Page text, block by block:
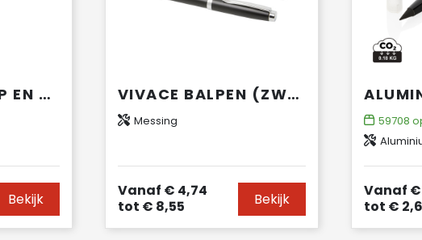
X6 PEN MET DOP EN ULTRA GLIDE INKT
Bekijk
VIVACE BALPEN (ZWARTE INKT)
Messing
Vanaf € 4,74
tot € 8,55 Bekijk
59708
Vanaf €
tot €